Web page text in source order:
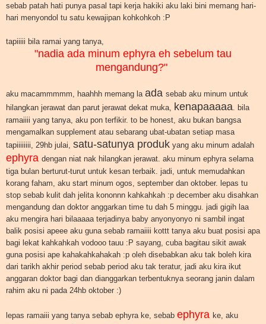
sebab patah hati punya pasal tapi kerja hakiki aku laki bini memang hari-
hari menyondol tu satu kewajipan kohkohkoh :P
tapiiiii bila ramai yang tanya,
"nadia ada minum ephyra eh sebelum tau
mengandung?"
aku macammmmm, haahhh memang la ada sebab aku minum untuk
hilangkan jerawat dan parut jerawat dekat muka, kenapaaaaa . bila
ramaiiii yang tanya, aku pon terfikir. to be honest, aku bukan bangsa
mengamalkan supplement atau sebarang ubat-ubatan setiap masa
tapiiiiiiii, 29hb julai, satu-satunya produk yang aku minum adalah
ephyra dengan niat nak hilangkan jerawat. aku minum ephyra selama
tiga bulan berturut-turut untuk kesan terbaik. jadi, untuk memudahkan
korang faham, aku start minum ogos, september dan oktober. lepas tu
stop sebab kulit dah jelita kononnn kahkahkah :p december aku disahkan
mengandung dan doktor anggarkan time tu dah 5 minggu. jadi gigih laa
aku mengira hari bilaaaaa terjadinya baby anyonyonyo ni sambil ingat
balik posisi apeee aku guna sebab ramaiiii kottt tanya aku buat posisi apa
bagi lekat kahkahkah vodooo tauu :P sayang, cuba bagitau sikit awak
guna posisi ape kahakahkahakah :p oleh disebabkan aku tak boleh kira
dari tarikh akhir period sebab period aku tak teratur, jadi aku kira ikut
anggaran doktor bagi dan dianggarkan terbentuknya seorang janin dalam
rahim aku ni pada 24hb oktober :)
lepas ramaiii yang tanya sebab ephyra ke, sebab ephyra ke, aku